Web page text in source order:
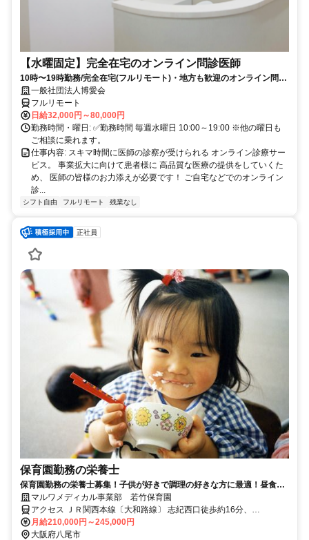
【水曜固定】完全在宅のオンライン問診医師
10時〜19時勤務/完全在宅(フルリモート)・地方も歓迎のオンライン問診
業務一般社団法人博愛会
フルリモート
日給32,000円～80,000円
勤務時間・曜日: ✅勤務時間 毎週水曜日 10:00～19:00 ※他の曜日も
ご相談に乗れます。
仕事内容: スキマ時間に医師の診察が受けられる オンライン診療サー
ビス。 事業拡大に向けて患者様に 高品質な医療の提供をしていくた
め、 医師の皆様のお力添えが必要です！ ご自宅などでのオンライン
診...
シフト自由 フルリモート 残業なし
正社員
保育園勤務の栄養士
保育園勤務の栄養士募集！子供が好きで調理の好きな方に最適！昼食無
料支給！
マルワメディカル事業部 若竹保育園
アクセス ＪＲ関西本線〔大和路線〕 志紀西口徒歩約16分、
OsakaMetro谷町線 八尾南2番口徒歩約28分
月給210,000円～245,000円
大阪府八尾市